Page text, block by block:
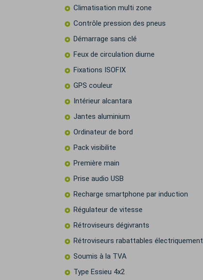
Climatisation multi zone
Contrôle pression des pneus
Démarrage sans clé
Feux de circulation diurne
Fixations ISOFIX
GPS couleur
Intérieur alcantara
Jantes aluminium
Ordinateur de bord
Pack visibilite
Première main
Prise audio USB
Recharge smartphone par induction
Régulateur de vitesse
Rétroviseurs dégivrants
Rétroviseurs rabattables électriquement
Soumis à la TVA
Type Essieu 4x2